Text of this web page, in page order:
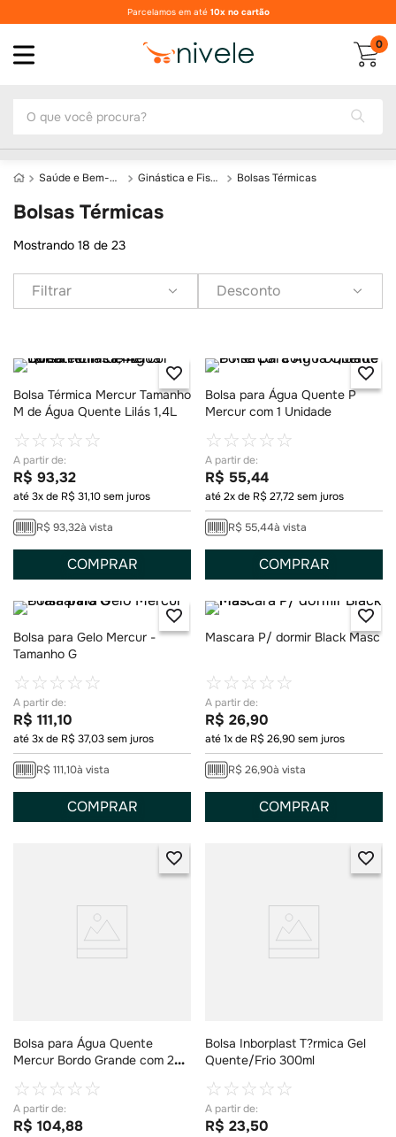
0
Saúde e Bem-Estar Ginástica e Fisioterapia Bolsas Térmicas
Bolsas Térmicas
Mostrando 18 de 23
Filtrar Desconto
Bolsa Térmica Mercur Tamanho
M de Água Quente Lilás 1,4L
☆☆☆☆☆
R$ 93,32
até3x de R$31,10sem juros
R$ 93,32à vista
COMPRAR
Bolsa para Água Quente P
Mercur com 1 Unidade
☆☆☆☆☆
R$ 55,44
até2x de R$27,72sem juros
R$ 55,44à vista
COMPRAR
Bolsa para Gelo Mercur -
Tamanho G
☆☆☆☆☆
R$ 111,10
até3x de R$37,03sem juros
R$ 111,10à vista
COMPRAR
Mascara P/ dormir Black Masc
☆☆☆☆☆
R$ 26,90
até1x de R$26,90sem juros
R$ 26,90à vista
COMPRAR
Bolsa para Água Quente
Mercur Bordo Grande com 2
☆☆☆☆☆
R$ 104,88
Bolsa Inborplast T?rmica Gel
Quente/Frio 300ml
☆☆☆☆☆
R$ 23,50